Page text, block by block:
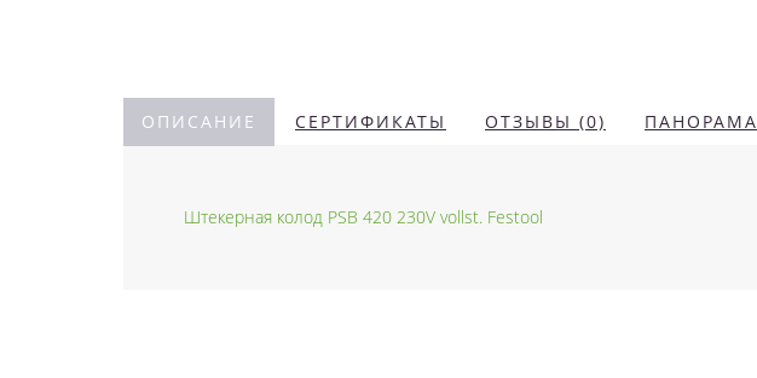
ОПИСАНИЕ СЕРТИФИКАТЫ ОТЗЫВЫ (0) ПАНОРАМА
Штекерная колод PSB 420 230V vollst. Festool